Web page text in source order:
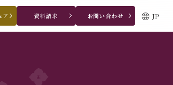
ア 資料請求 お問い合わせ
平日 12：00〜20：00
JP